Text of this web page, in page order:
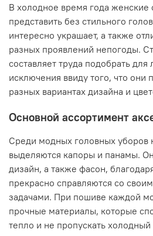
В холодное время года
представить без стильного
интересно украшает, а также
разных проявлений непогоды.
составляет труда подобрать
исключения ввиду того, что они
разных вариантах дизайна и
Основной ассортимент
Среди модных головных уборов
выделяются капоры и панамы.
дизайн, а также фасон,
прекрасно справляются со
задачами. При пошиве каждой
прочные материалы, которые
тепло и не пропускать холодный